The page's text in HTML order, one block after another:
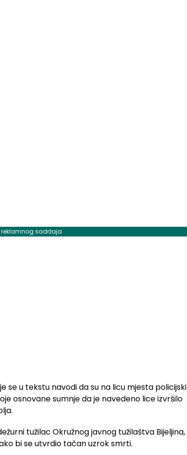
reklamnog sadržaja
se u tekstu navodi da su na licu mjesta policijski
osnovane sumnje da je navedeno lice izvršilo
tužilac Okružnog javnog tužilaštva Bijeljina,
bi se utvrdio tačan uzrok smrti.